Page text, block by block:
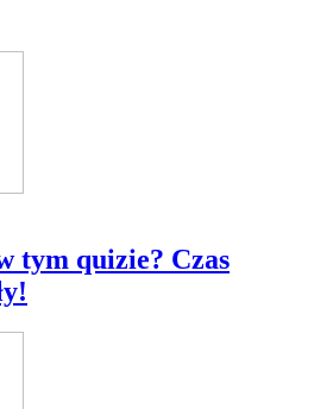
tym quizie? Czas